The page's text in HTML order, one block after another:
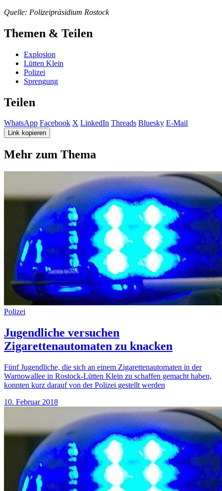
Quelle: Polizeipräsidium Rostock
Themen & Teilen
Explosion
Lütten Klein
Polizei
Sprengung
Teilen
WhatsApp Facebook X LinkedIn Threads Bluesky E-Mail
Link kopieren
Mehr zum Thema
Polizei
Jugendliche versuchen
Zigarettenautomaten zu knacken
Fünf Jugendliche, die sich an einem Zigarettenautomaten in der
Warnowallee in Rostock-Lütten Klein zu schaffen gemacht haben,
konnten kurz darauf von der Polizei gestellt werden
10. Februar 2018